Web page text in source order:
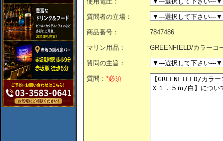
質問者の立場：
商品番号： 7847486
マリン用品： GREENFIELD/カラーコ
質問の主旨：
質問： *必須